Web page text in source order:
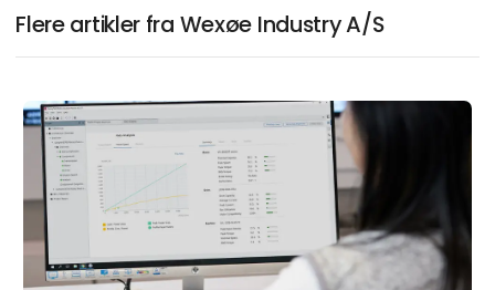
Flere artikler fra Wexøe Industry A/S